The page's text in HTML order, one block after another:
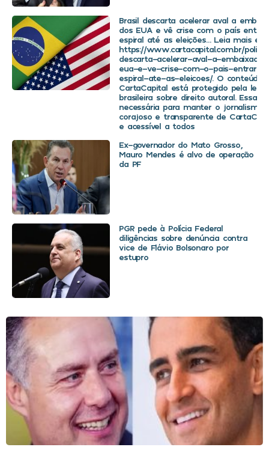
Brasil descarta acelerar aval a
dos EUA e vê crise com o país
espiral até as eleições… Leia mais em
https://www.cartacapital.com.br/
descarta-acelerar-aval-a-
eua-e-ve-crise-com-o-pais-entrar-
espiral-ate-as-eleicoes/. O conteúdo
CartaCapital está protegido pela
brasileira sobre direito autoral. Essa
necessária para manter o jornalismo
corajoso e transparente de
e acessível a todos
Ex-governador do Mato Grosso,
Mauro Mendes é alvo de operação
da PF
PGR pede à Polícia Federal
diligências sobre denúncia contra
vice de Flávio Bolsonaro por
estupro